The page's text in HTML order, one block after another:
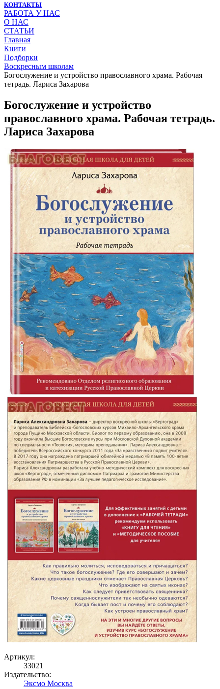
КОНТАКТЫ
РАБОТА У НАС
О НАС
СТАТЬИ
Главная
Книги
Подборки
Воскресным школам
Богослужение и устройство православного храма. Рабочая
тетрадь. Лариса Захарова
Богослужение и устройство
православного храма. Рабочая тетрадь.
Лариса Захарова
Артикул:
33021
Издательство:
Эксмо Москва